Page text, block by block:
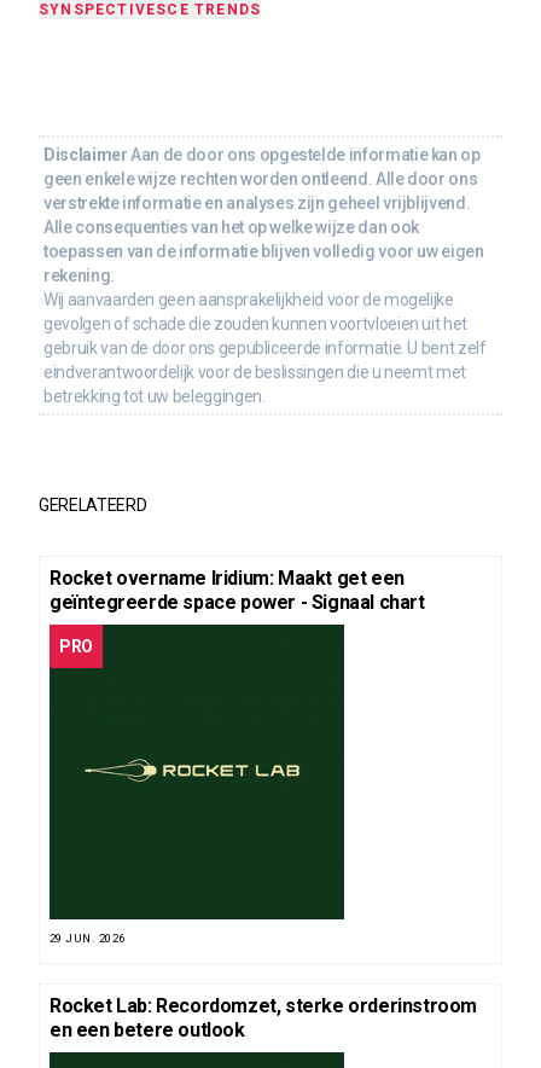
SYNSPECTIVESCE TRENDS
Disclaimer Aan de door ons opgestelde informatie kan op
geen enkele wijze rechten worden ontleend. Alle door ons
verstrekte informatie en analyses zijn geheel vrijblijvend.
Alle consequenties van het op welke wijze dan ook
toepassen van de informatie blijven volledig voor uw eigen
rekening.
Wij aanvaarden geen aansprakelijkheid voor de mogelijke
gevolgen of schade die zouden kunnen voortvloeien uit het
gebruik van de door ons gepubliceerde informatie. U bent zelf
eindverantwoordelijk voor de beslissingen die u neemt met
betrekking tot uw beleggingen.
GERELATEERD
Rocket overname Iridium: Maakt get een
geïntegreerde space power - Signaal chart
PRO
29 JUN. 2026
Rocket Lab: Recordomzet, sterke orderinstroom
en een betere outlook